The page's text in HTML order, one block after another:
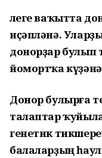
Әлеге ваҡытта
иҫәпләнә.
донорҙар
йомортҡа
Донор булырға
талаптар
генетик
балаларҙың